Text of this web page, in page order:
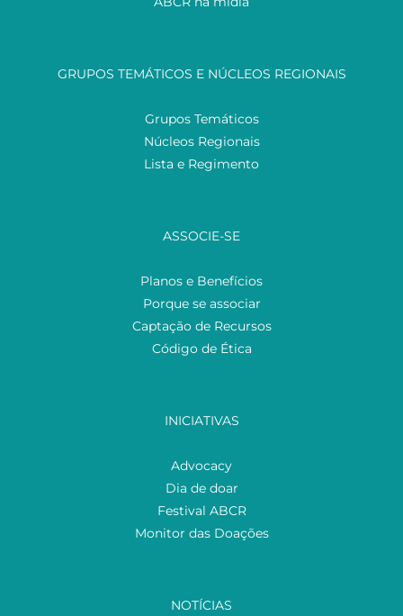
GRUPOS TEMÁTICOS E NÚCLEOS REGIONAIS
Grupos Temáticos
Núcleos Regionais
Lista e Regimento
ASSOCIE-SE
Planos e Benefícios
Porque se associar
Captação de Recursos
Código de Ética
INICIATIVAS
Advocacy
Dia de doar
Festival ABCR
Monitor das Doações
NOTÍCIAS